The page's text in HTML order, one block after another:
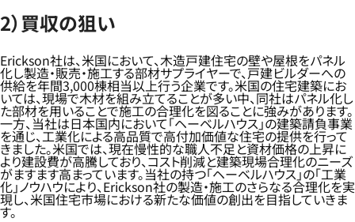
2）買収の狙い
Erickson社は、米国において、木造戸建住宅の壁や屋根をパネル
化し製造・販売・施工する部材サプライヤーで、戸建ビルダーへの
供給を年間3,000棟相当以上行う企業です。米国の住宅建築にお
いては、現場で木材を組み立てることが多い中、同社はパネル化し
た部材を用いることで施工の合理化を図ることに強みがあります。
一方、当社は日本国内において「ヘーベルハウス」の建築請負事業
を通じ、工業化による高品質で高付加価値な住宅の提供を行って
きました。米国では、現在慢性的な職人不足と資材価格の上昇に
より建設費が高騰しており、コスト削減と建築現場合理化のニーズ
がますます高まっています。当社の持つ「ヘーベルハウス」の「工業
化」ノウハウにより、Erickson社の製造・施工のさらなる合理化を実
現し、米国住宅市場における新たな価値の創出を目指していきま
す。